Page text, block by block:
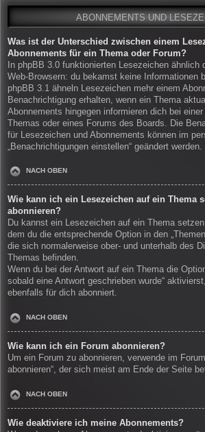
ABONNEMENTS UND
Was ist der Unterschied zwischen einem
Abonnements für ein Thema oder Forum?
In phpBB 3.0 funktionierten Lesezeichen ähnlich
Web-Browsern: du bekamst keine Informationen
phpBB 3.1 ähneln Lesezeichen mehr einem
Benachrichtigung erhalten, wenn ein Thema
Abonnements hingegen informieren dich bei
Themas oder eines Forums des Boards. Die
für Lesezeichen und Abonnements können im
„Benachrichtigungen einstellen“ geändert werden.
NACH OBEN
Wie kann ich ein Lesezeichen auf ein Thema
abonnieren?
Du kannst ein Lesezeichen auf ein Thema
dem du die entsprechende Option in den
die sich normalerweise ober- und unterhalb des
Themas befinden.
Wenn du bei der Antwort auf ein Thema die
sobald eine Antwort geschrieben wurde“
ebenfalls für dich abonniert.
NACH OBEN
Wie kann ich ein Forum abonnieren?
Um ein Forum zu abonnieren, verwende im
abonnieren“, der sich meist am Ende der Seite
NACH OBEN
Wie deaktiviere ich meine Abonnements?